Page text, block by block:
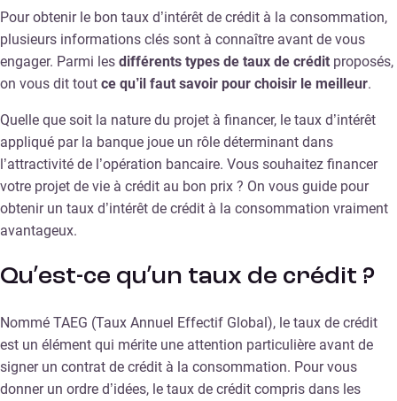
Pour obtenir le bon taux d’intérêt de crédit à la consommation,
plusieurs informations clés sont à connaître avant de vous
engager. Parmi les différents types de taux de crédit proposés,
on vous dit tout ce qu’il faut savoir pour choisir le meilleur.
Quelle que soit la nature du projet à financer, le taux d’intérêt
appliqué par la banque joue un rôle déterminant dans
l’attractivité de l’opération bancaire. Vous souhaitez financer
votre projet de vie à crédit au bon prix ? On vous guide pour
obtenir un taux d’intérêt de crédit à la consommation vraiment
avantageux.
Qu’est-ce qu’un taux de crédit ?
Nommé TAEG (Taux Annuel Effectif Global), le taux de crédit
est un élément qui mérite une attention particulière avant de
signer un contrat de crédit à la consommation. Pour vous
donner un ordre d’idées, le taux de crédit compris dans les